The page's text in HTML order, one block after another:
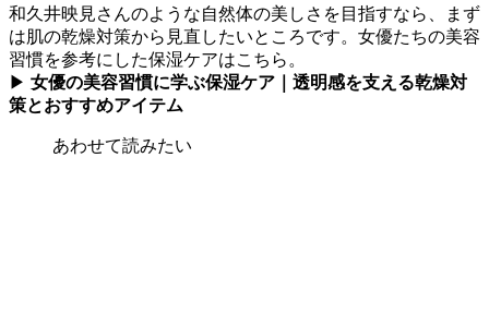
和久井映見さんのような自然体の美しさを目指すなら、まず
は肌の乾燥対策から見直したいところです。女優たちの美容
習慣を参考にした保湿ケアはこちら。
▶ 女優の美容習慣に学ぶ保湿ケア｜透明感を支える乾燥対
策とおすすめアイテム
あわせて読みたい